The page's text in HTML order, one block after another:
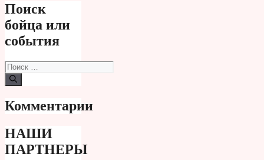
Поиск
бойца или
события
Поиск:
Комментарии
НАШИ
ПАРТНЕРЫ